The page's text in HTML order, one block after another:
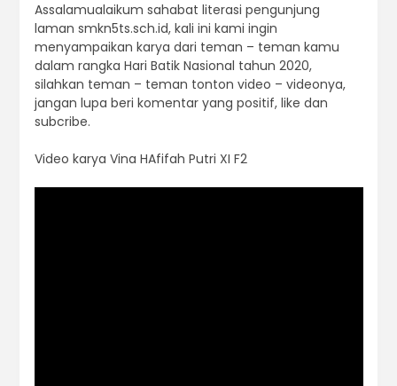
Assalamualaikum sahabat literasi pengunjung
laman smkn5ts.sch.id, kali ini kami ingin
menyampaikan karya dari teman – teman kamu
dalam rangka Hari Batik Nasional tahun 2020,
silahkan teman – teman tonton video – videonya,
jangan lupa beri komentar yang positif, like dan
subcribe.
Video karya Vina HAfifah Putri XI F2